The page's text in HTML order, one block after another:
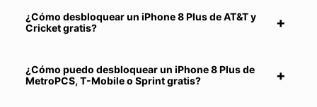
¿Cómo desbloquear un iPhone 8 Plus de AT&T y
Cricket gratis?
¿Cómo puedo desbloquear un iPhone 8 Plus de
MetroPCS, T-Mobile o Sprint gratis?